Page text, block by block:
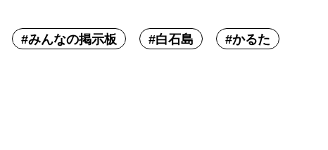
#みんなの掲示板 #白石島 #かるた